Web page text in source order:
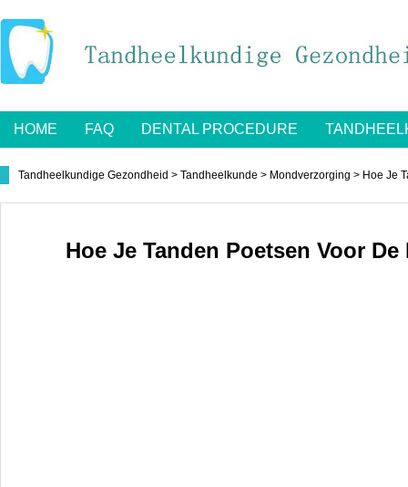
HOME FAQ DENTAL PROCEDURE
Tandheelkundige Gezondheid > Tandheelkunde > Mondverzorging > Hoe Je
Hoe Je Tanden Poetsen Voor